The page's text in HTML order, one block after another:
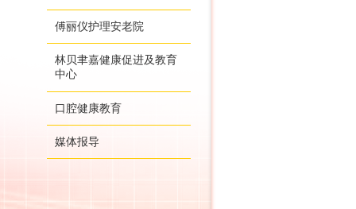
傅丽仪护理安老院
林贝聿嘉健康促进及教育
中心
口腔健康教育
媒体报导